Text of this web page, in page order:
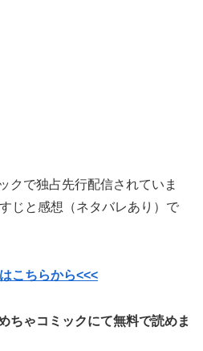
クで独占先行配信されていま
じと感想（ネタバレあり）で
こちらから<<<
ちゃコミックにて無料で読めま